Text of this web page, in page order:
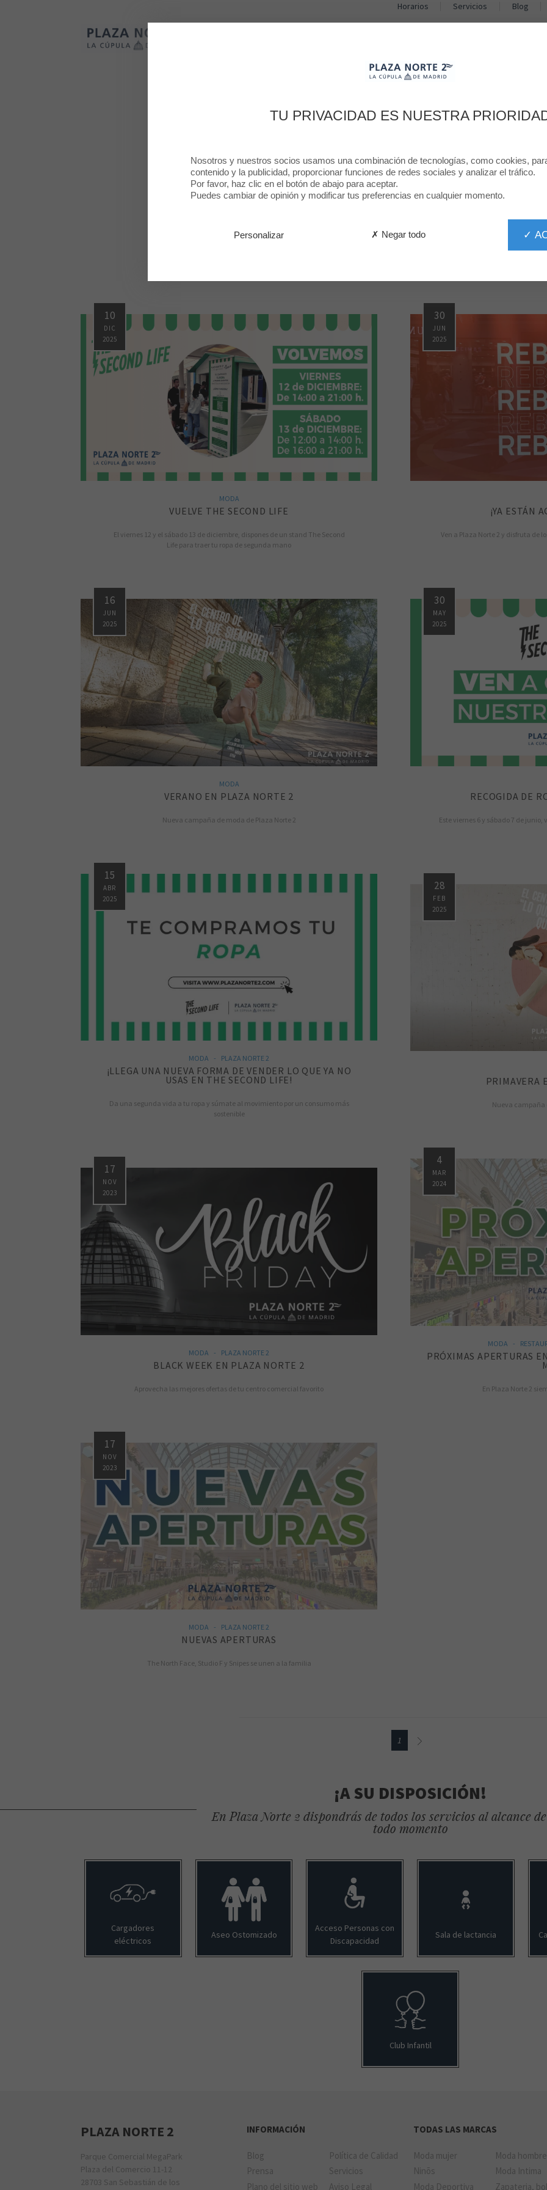
Horarios Servicios Blog
Plaza Norte 2
Moda
10
DIC
2025
MODA
VUELVE THE SECOND LIFE
El viernes 12 y el sábado 13 de diciembre, dispones de un stand The Second
Life para traer tu ropa de segunda mano
30
JUN
2025
¡YA ESTÁN
Ven a Plaza Norte 2 y disfruta de
16
JUN
2025
MODA
VERANO EN PLAZA NORTE 2
Nueva campaña de moda de Plaza Norte 2
30
MAY
2025
RECOGIDA DE
Este viernes 6 y sábado 7 de
15
ABR
2025
MODA PLAZA NORTE 2
¡LLEGA UNA NUEVA FORMA DE VENDER LO QUE YA NO
USAS EN THE SECOND LIFE!
Da una segunda vida a tu ropa y súmate al movimiento por un consumo más
sostenible
28
FEB
2025
PRIMAVERA
Nueva campaña
4
MAR
2024
MODA
PRÓXIMAS APERTURAS
En Plaza Norte 2
17
NOV
2023
MODA PLAZA NORTE 2
BLACK WEEK EN PLAZA NORTE 2
Aprovecha las mejores ofertas de tu centro comercial favorito
17
NOV
2023
MODA PLAZA NORTE 2
NUEVAS APERTURAS
The North Face, Studio F y Snipes se unen a la familia
1
¡A SU DISPOSICIÓN!
En Plaza Norte 2 dispondrás de todos los servicios al alcance
todo momento
Cargadores
eléctricos
Aseo Ostomizado
Acceso Personas con
Discapacidad
Sala de lactancia
Club Infantil
PLAZA NORTE 2
Parque Comercial MegaPark
Plaza del Comercio 11-12
28703 San Sebastián de los
INFORMACIÓN
Blog
Política de Calidad
Prensa
Servicios
Plano del sitio web
Aviso Legal
TODAS LAS MARCAS
Moda mujer
Moda hombre
Ninõs
Moda Intima
Moda Deportiva
Zapateria,
TU PRIVACIDAD ES NUESTRA
Nosotros y nuestros socios usamos una combinación de tecnologías, como cookies,
contenido y la publicidad, proporcionar funciones de redes sociales y analizar el tráfico.
Por favor, haz clic en el botón de abajo para aceptar.
Puedes cambiar de opinión y modificar tus preferencias en cualquier momento.
✓
✗ Negar todo
Personalizar